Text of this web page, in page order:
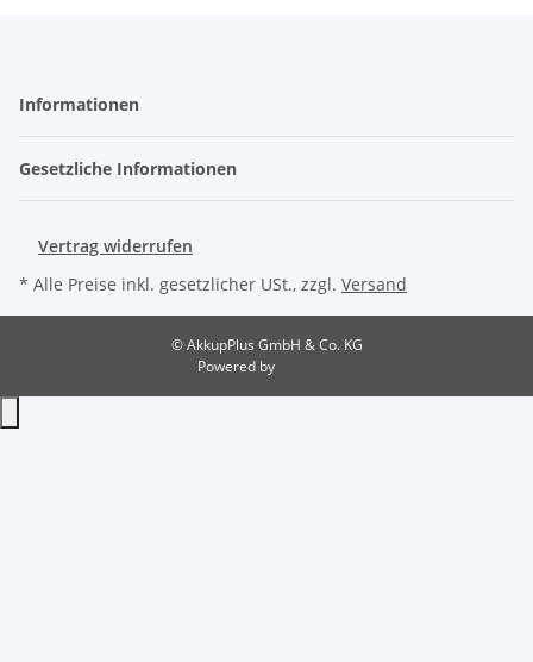
Informationen
Gesetzliche Informationen
Vertrag widerrufen
* Alle Preise inkl. gesetzlicher USt., zzgl. Versand
© AkkupPlus GmbH & Co. KG
Powered by